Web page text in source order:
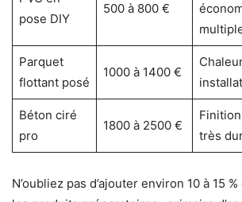
pose DIY
500 à 800 €
Parquet
flottant posé
1000 à 1400 €
Béton ciré
pro
1800 à 2500 €
très
N’oubliez pas d’ajouter environ 10 à 15